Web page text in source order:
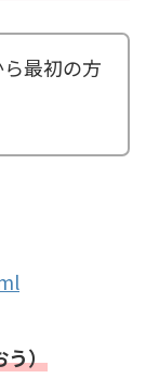
最初の方
う）